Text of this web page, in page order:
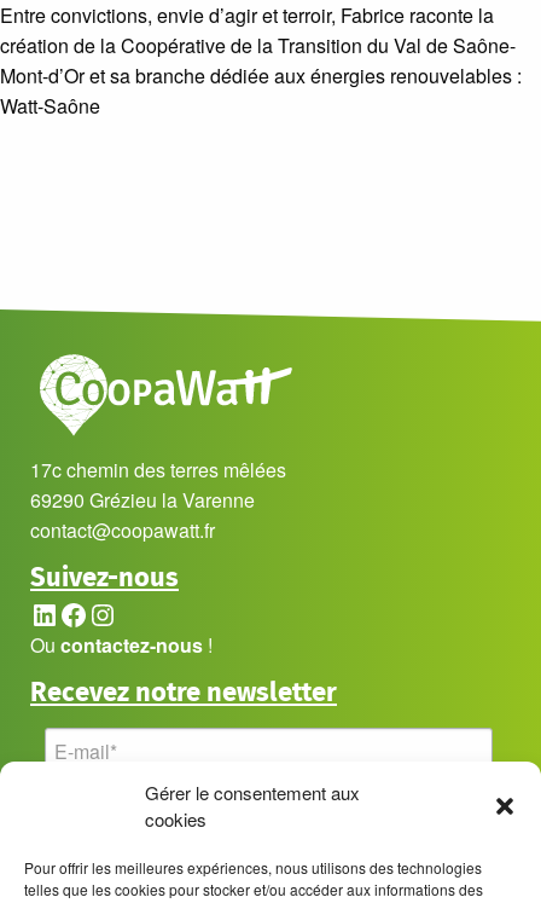
Gérer le consentement aux
cookies
Pour offrir les meilleures expériences, nous utilisons des technologies
telles que les cookies pour stocker et/ou accéder aux informations des
Entre convictions, envie d’agir et terroir, Fabrice raconte la
création de la Coopérative de la Transition du Val de Saône-
Mont-d’Or et sa branche dédiée aux énergies renouvelables :
Watt-Saône
17c chemin des terres mêlées
69290 Grézieu la Varenne
contact@coopawatt.fr
Suivez-nous
LinkedIn
Facebook
Instagram
Ou contactez-nous !
Recevez notre newsletter